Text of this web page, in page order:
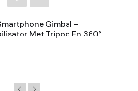
Gimbal –
Met Tripod En 360°